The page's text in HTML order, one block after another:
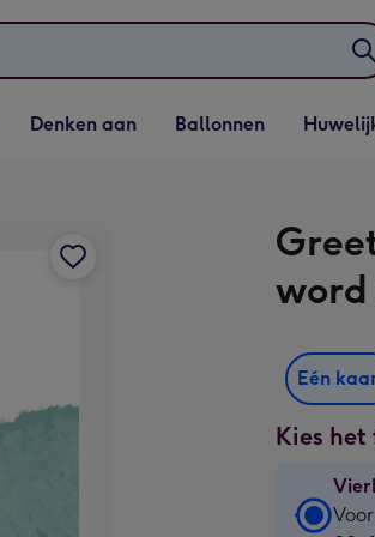
Vervolgkeuzelijst
Denken aan openen
Denken aan
Vervolgkeuzelijst
Ballonnen openen
Ballonnen
Huwelijk
Eén
Kies